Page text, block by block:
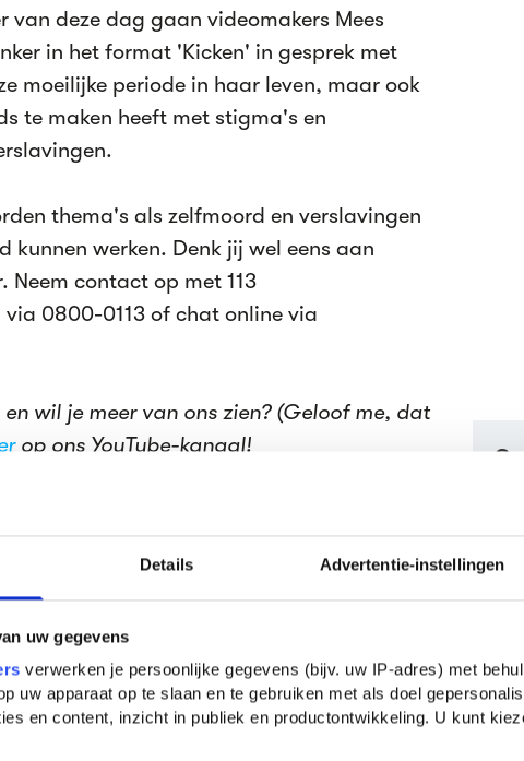
Details Advertentie-instellingen
uw gegevens
verwerken je persoonlijke gegevens (bijv. uw IP-adres) met
uw apparaat op te slaan en te gebruiken met als doel
en content, inzicht in publiek en productontwikkeling. U kunt
van deze dag gaan videomakers Mees
in het format 'Kicken' in gesprek met
moeilijke periode in haar leven, maar ook
te maken heeft met stigma's en
thema's als zelfmoord en verslavingen
kunnen werken. Denk jij wel eens aan
Neem contact op met 113
0800-0113 of chat online via
wil je meer van ons zien? (Geloof me, dat
op ons YouTube-kanaal!
2022
verdienen te weinig